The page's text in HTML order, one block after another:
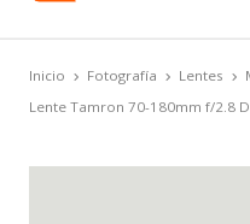
Inicio Fotografía Lentes
Lente Tamron 70-180mm f/2.8